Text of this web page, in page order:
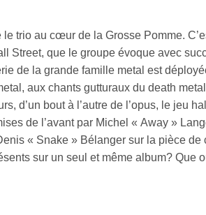
trio au cœur de la Grosse Pomme.
Street, que le groupe évoque avec
de la grande famille metal est
aux chants gutturaux du death
d’un bout à l’autre de l’opus, le jeu
de l’avant par Michel « Away »
« Snake » Bélanger sur la pièce de
sur un seul et même album? Que